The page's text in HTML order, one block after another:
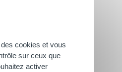
cookies et vous
sur ceux que
activer